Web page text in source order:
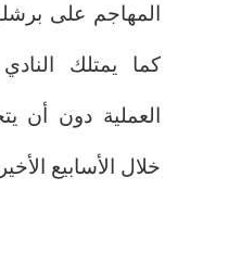
المهاجم على
كما يمتلك
العملية دون أن
خلال الأسابيع